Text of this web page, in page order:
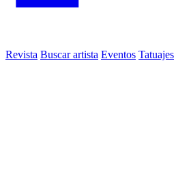
Revista Buscar artista Eventos Tatuajes